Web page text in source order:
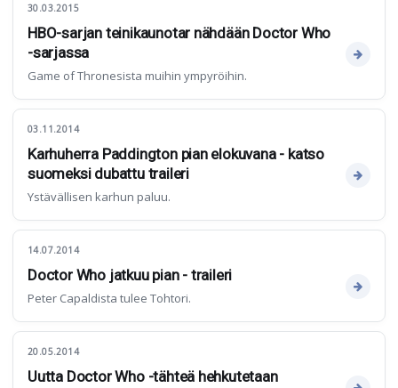
30.03.2015
HBO-sarjan teinikaunotar nähdään Doctor Who
-sarjassa
Game of Thronesista muihin ympyröihin.
03.11.2014
Karhuherra Paddington pian elokuvana - katso
suomeksi dubattu traileri
Ystävällisen karhun paluu.
14.07.2014
Doctor Who jatkuu pian - traileri
Peter Capaldista tulee Tohtori.
20.05.2014
Uutta Doctor Who -tähteä hehkutetaan